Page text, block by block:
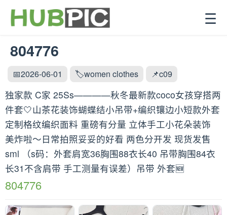
☰
804776
📅2026-06-01 🏷️women clothes 📌c09
独家款 C家 25Ss————秋冬最新款coco女孩穿搭两
件套🤍山茶花装饰蝴蝶结小吊带+编织镶边小短款外套
定制格纹编织面料 重磅有分量 立体手工小花朵装饰
美炸啦～日常拍照妥妥的好看 两色分开发 现货发售
sml （s码：外套肩宽36胸围88衣长40 吊带胸围84衣
长31不含肩带 手工测量有误差）吊带 外套🆕
804776